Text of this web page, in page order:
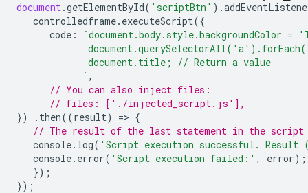
document.getElementById( 'scriptBtn' ).
controlledframe. executeScript({
code :
`document.body.style.backgroundColor
             document.title; // Return a value
            `
,
// You can also inject files:
// files: ['./injected_script.js'],
})
. then((result) => {
// The result of the last statement in the script
console. log( 'Script execution successful.
console. error( 'Script execution failed:' , error);
});
});